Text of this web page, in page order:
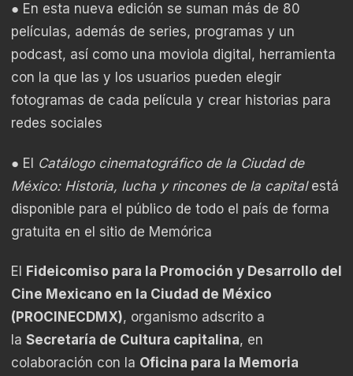
● En esta nueva edición se suman más de 80
películas, además de series, programas y un
podcast, así como una moviola digital, herramienta
con la que las y los usuarios pueden elegir
fotogramas de cada película y crear historias para
redes sociales
● El Catálogo cinematográfico de la Ciudad de
México: Historia, lucha y rincones de la capitalestá
disponible para el público de todo el país de forma
gratuita en el sitio de Memórica
El Fideicomiso para la Promoción y Desarrollo del
Cine Mexicano en la Ciudad de México
(PROCINECDMX), organismo adscrito a
la Secretaría de Cultura capitalina, en
colaboración con la Oficina para la Memoria